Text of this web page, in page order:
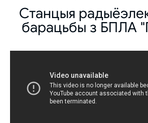
Станцыя
барацьбы з БПЛА